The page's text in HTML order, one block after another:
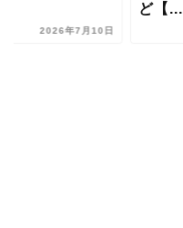
2026年7月10日
ど【...